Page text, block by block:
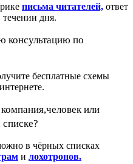
письма читателей, ответ
течении дня.
консультацию по
бесплатные схемы
или
в чёрных списках
и лохотронов.